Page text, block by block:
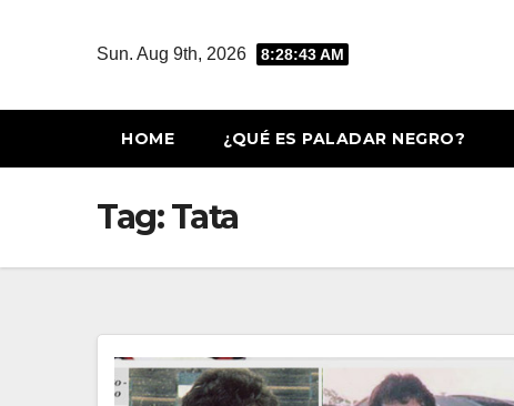
Sun. Aug 9th, 2026 8:28:44 AM
HOME ¿QUÉ ES PALADAR NEGRO?
Tag:Tata